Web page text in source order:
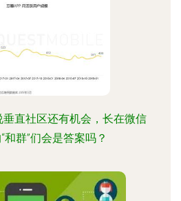
直社区还有机会，长在微信
和群”们会是答案吗？